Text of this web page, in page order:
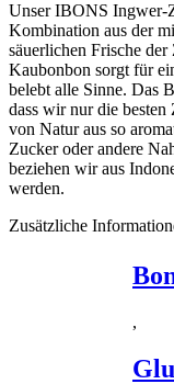
Unser IBONS Ingwer-
Kombination aus der
säuerlichen Frische
Kaubonbon sorgt für
belebt alle Sinne. Das
dass wir nur die
von Natur aus so
Zucker oder andere
beziehen wir aus
werden.
Zusätzliche
,